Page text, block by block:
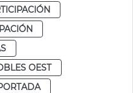
OEST